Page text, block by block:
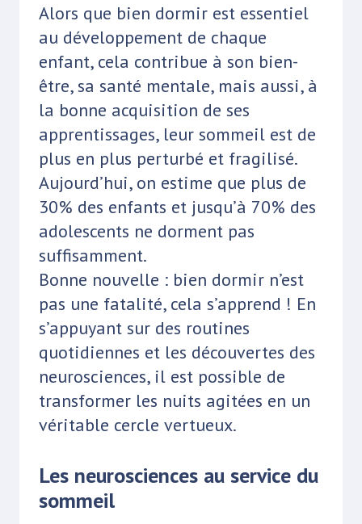
Alors que bien dormir est essentiel
au développement de chaque
enfant, cela contribue à son bien-
être, sa santé mentale, mais aussi, à
la bonne acquisition de ses
apprentissages, leur sommeil est de
plus en plus perturbé et fragilisé.
Aujourd’hui, on estime que plus de
30% des enfants et jusqu’à 70% des
adolescents ne dorment pas
suffisamment.
Bonne nouvelle : bien dormir n’est
pas une fatalité, cela s’apprend ! En
s’appuyant sur des routines
quotidiennes et les découvertes des
neurosciences, il est possible de
transformer les nuits agitées en un
véritable cercle vertueux.
Les neurosciences au service du
sommeil